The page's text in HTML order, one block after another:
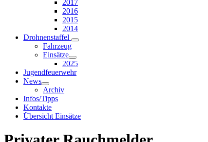
2017
2016
2015
2014
Drohnenstaffel
Fahrzeug
Einsätze
2025
Jugendfeuerwehr
News
Archiv
Infos/Tipps
Kontakte
Übersicht Einsätze